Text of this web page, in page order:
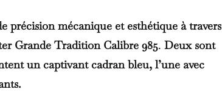
précision mécanique et esthétique à travers
Grande Tradition Calibre 985. Deux sont
un captivant cadran bleu, l’une avec